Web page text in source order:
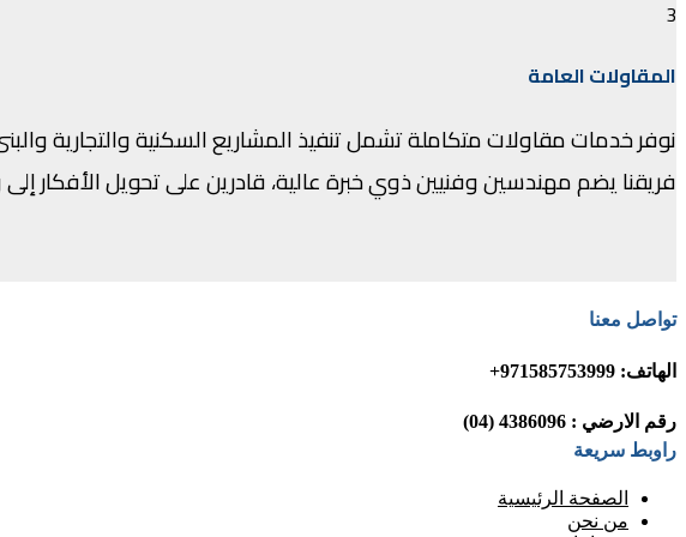
3
المقاولات العامة
نوفر خدمات مقاولات متكاملة تشمل تنفيذ المشاريع السكنية والتجارية
فريقنا يضم مهندسين وفنيين ذوي خبرة عالية، قادرين على تحويل الأفكار
تواصل معنا
الهاتف: 971585753999+
رقم الارضي : 4386096 (04)
راوبط سريعة
الصفحة الرئيسية
من نحن